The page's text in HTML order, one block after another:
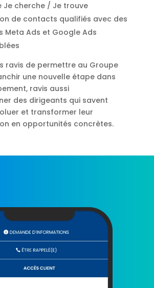
Je cherche / Je trouve
de contacts qualifiés avec des
Meta Ads et Google Ads
ravis de permettre au Groupe
une nouvelle étape dans
ravis aussi
des dirigeants qui savent
et transformer leur
en opportunités concrètes.